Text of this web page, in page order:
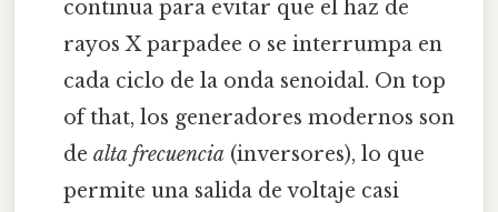
continua para evitar que el haz de
rayos X parpadee o se interrumpa en
cada ciclo de la onda senoidal. On top
of that, los generadores modernos son
dealta frecuencia (inversores), lo que
permite una salida de voltaje casi